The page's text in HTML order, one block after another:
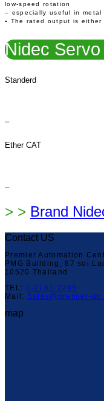
low-speed rotation
– especially useful in metal
▪ The rated output is either
Nidec
Standerd
–
Ether CAT
–
> > Brand
Contact US
Premier Automation
PMG Building, 87 soi
10520 Thailand
TEL: 0-2181-2299
Mail: Sales@premier-
map